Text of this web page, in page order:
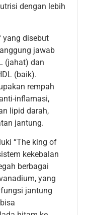
dengan lebih
disebut
jawab
(jahat) dan
(baik).
rempah
inflamasi,
lipid darah,
jantung.
“The king of
kekebalan
berbagai
yang
jantung